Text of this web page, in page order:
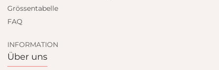
Grössentabelle
FAQ
INFORMATION
Über uns